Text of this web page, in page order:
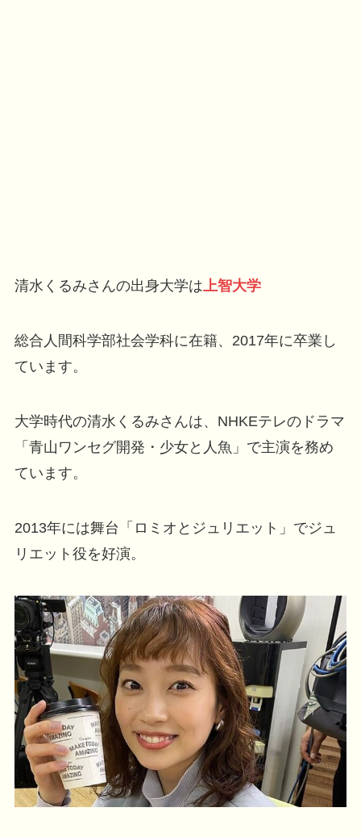
清水くるみさんの出身大学は上智大学
総合人間科学部社会学科に在籍、2017年に卒業し
ています。
大学時代の清水くるみさんは、NHKEテレのドラマ
「青山ワンセグ開発・少女と人魚」で主演を務め
ています。
2013年には舞台「ロミオとジュリエット」でジュ
リエット役を好演。